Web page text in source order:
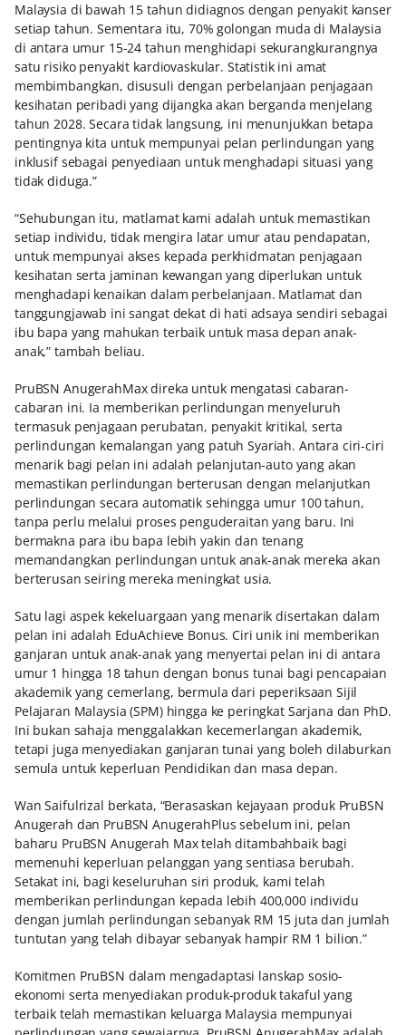
Malaysia di bawah 15 tahun didiagnos dengan penyakit kanser
setiap tahun. Sementara itu, 70% golongan muda di Malaysia
di antara umur 15-24 tahun menghidapi sekurangkurangnya
satu risiko penyakit kardiovaskular. Statistik ini amat
membimbangkan, disusuli dengan perbelanjaan penjagaan
kesihatan peribadi yang dijangka akan berganda menjelang
tahun 2028. Secara tidak langsung, ini menunjukkan betapa
pentingnya kita untuk mempunyai pelan perlindungan yang
inklusif sebagai penyediaan untuk menghadapi situasi yang
tidak diduga.”
“Sehubungan itu, matlamat kami adalah untuk memastikan
setiap individu, tidak mengira latar umur atau pendapatan,
untuk mempunyai akses kepada perkhidmatan penjagaan
kesihatan serta jaminan kewangan yang diperlukan untuk
menghadapi kenaikan dalam perbelanjaan. Matlamat dan
tanggungjawab ini sangat dekat di hati adsaya sendiri sebagai
ibu bapa yang mahukan terbaik untuk masa depan anak-
anak,” tambah beliau.
PruBSN AnugerahMax direka untuk mengatasi cabaran-
cabaran ini. Ia memberikan perlindungan menyeluruh
termasuk penjagaan perubatan, penyakit kritikal, serta
perlindungan kemalangan yang patuh Syariah. Antara ciri-ciri
menarik bagi pelan ini adalah pelanjutan-auto yang akan
memastikan perlindungan berterusan dengan melanjutkan
perlindungan secara automatik sehingga umur 100 tahun,
tanpa perlu melalui proses penguderaitan yang baru. Ini
bermakna para ibu bapa lebih yakin dan tenang
memandangkan perlindungan untuk anak-anak mereka akan
berterusan seiring mereka meningkat usia.
Satu lagi aspek kekeluargaan yang menarik disertakan dalam
pelan ini adalah EduAchieve Bonus. Ciri unik ini memberikan
ganjaran untuk anak-anak yang menyertai pelan ini di antara
umur 1 hingga 18 tahun dengan bonus tunai bagi pencapaian
akademik yang cemerlang, bermula dari peperiksaan Sijil
Pelajaran Malaysia (SPM) hingga ke peringkat Sarjana dan PhD.
Ini bukan sahaja menggalakkan kecemerlangan akademik,
tetapi juga menyediakan ganjaran tunai yang boleh dilaburkan
semula untuk keperluan Pendidikan dan masa depan.
Wan Saifulrizal berkata, “Berasaskan kejayaan produk PruBSN
Anugerah dan PruBSN AnugerahPlus sebelum ini, pelan
baharu PruBSN Anugerah Max telah ditambahbaik bagi
memenuhi keperluan pelanggan yang sentiasa berubah.
Setakat ini, bagi keseluruhan siri produk, kami telah
memberikan perlindungan kepada lebih 400,000 individu
dengan jumlah perlindungan sebanyak RM 15 juta dan jumlah
tuntutan yang telah dibayar sebanyak hampir RM 1 bilion.”
Komitmen PruBSN dalam mengadaptasi lanskap sosio-
ekonomi serta menyediakan produk-produk takaful yang
terbaik telah memastikan keluarga Malaysia mempunyai